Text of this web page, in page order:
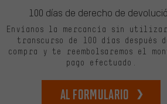
100 días de derecho de
Envíanos la mercancía sin
transcurso de 100 días después
compra y te reembolsaremos el
pago efectuado.
Al formulario